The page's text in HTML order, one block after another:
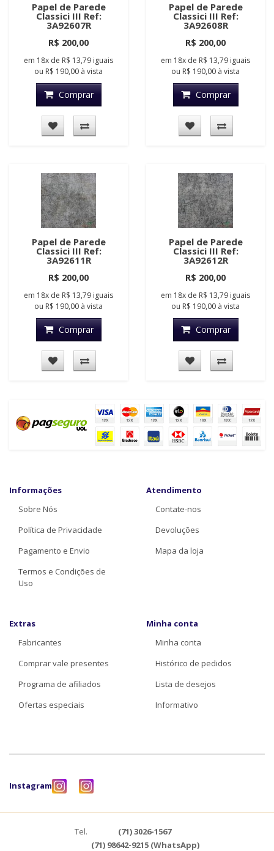
Papel de Parede
Classici III Ref:
3A92607R
R$ 200,00
em 18x de R$ 13,79 iguais
ou R$ 190,00 à vista
Comprar
Papel de Parede
Classici III Ref:
3A92608R
R$ 200,00
em 18x de R$ 13,79 iguais
ou R$ 190,00 à vista
Comprar
Papel de Parede
Classici III Ref:
3A92611R
R$ 200,00
em 18x de R$ 13,79 iguais
ou R$ 190,00 à vista
Comprar
Papel de Parede
Classici III Ref:
3A92612R
R$ 200,00
em 18x de R$ 13,79 iguais
ou R$ 190,00 à vista
Comprar
Informações
Sobre Nós
Política de Privacidade
Pagamento e Envio
Termos e Condições de
Uso
Atendimento
Contate-nos
Devoluções
Mapa da loja
Extras
Fabricantes
Comprar vale presentes
Programa de afiliados
Ofertas especiais
Minha conta
Minha conta
Histórico de pedidos
Lista de desejos
Informativo
Instagram
Tel.
(71) 3026-1567
(71) 98642-9215 (WhatsApp)